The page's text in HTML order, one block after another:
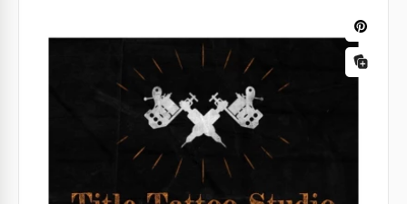
Cartão de visita de mecânico
Revigore seus empreendimentos automotivos com o
modelo de cartão de visita Bright Stylish Mechanic -
uma fusão de vivacidade e profissionalismo.